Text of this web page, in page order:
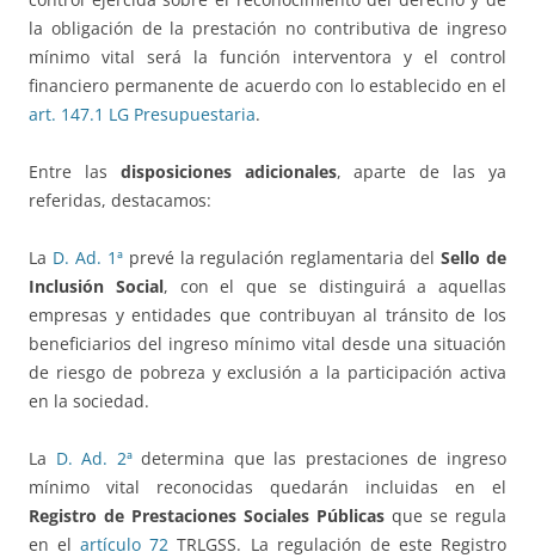
la obligación de la prestación no contributiva de ingreso
mínimo vital será la función interventora y el control
financiero permanente de acuerdo con lo establecido en el
art. 147.1 LG Presupuestaria.
Entre las disposiciones adicionales, aparte de las ya
referidas, destacamos:
La D. Ad. 1ªprevé la regulación reglamentaria delSello de
Inclusión Social, con el que se distinguirá a aquellas
empresas y entidades que contribuyan al tránsito de los
beneficiarios del ingreso mínimo vital desde una situación
de riesgo de pobreza y exclusión a la participación activa
en la sociedad.
La D. Ad. 2ªdetermina que las prestaciones de ingreso
mínimo vital reconocidas quedarán incluidas en el
Registro de Prestaciones Sociales Públicas que se regula
en elartículo 72 TRLGSS. La regulación de este Registro